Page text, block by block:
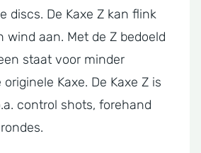
discs. De Kaxe Z kan flink
wind aan. Met de Z bedoeld
staat voor minder
Kaxe. De Kaxe Z is
control shots, forehand